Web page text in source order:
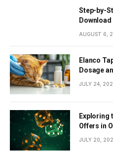
Step-by-
Download
AUGUST 6,
Elanco
Dosage
JULY 24,
Exploring
Offers in
JULY 20,